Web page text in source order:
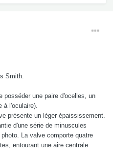
Smith.
posséder une paire d'ocelles, un
à l'oculaire).
présente un léger épaississement.
d'une série de minuscules
La valve comporte quatre
entourant une aire centrale